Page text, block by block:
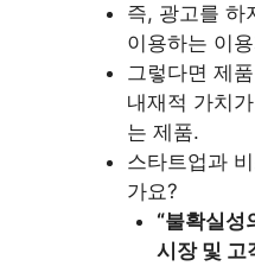
즉, 광고를 하
이용하는 이
그렇다면 제
내재적 가치
는 제품.
스타트업과
가요?
“불확실성
시장 및 고